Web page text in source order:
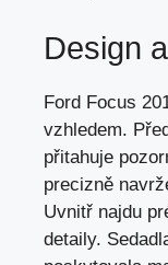
Design
Ford Focus
vzhledem.
přitahuje
precizně
Uvnitř najdu
detaily.